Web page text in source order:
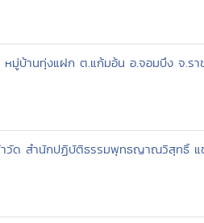
บ้านทุ่งแฝก ต.แก้มอ้น อ.จอมบึง จ.รา
วัด สำนักปฏิบัติธรรมพุทธญาณวิสุทธิ์ แ